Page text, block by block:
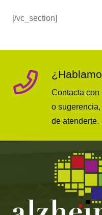
[/vc_section]
Contacta con
o
de atenderte.